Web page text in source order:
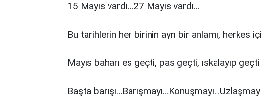
15 Mayıs vardı…27 Mayıs vardı…
Bu tarihlerin her birinin ayrı bir anlamı, herkes
Mayıs baharı es geçti, pas geçti, ıskalayıp
Başta